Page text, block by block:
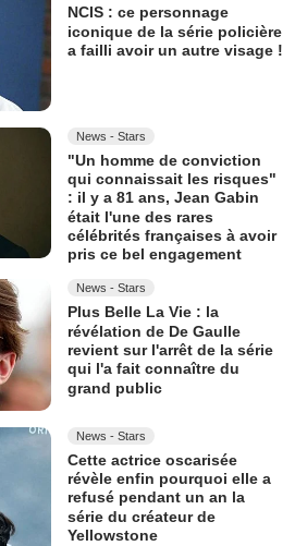
NCIS : ce personnage
iconique de la série policière
a failli avoir un autre visage !
News - Stars
"Un homme de conviction
qui connaissait les risques"
: il y a 81 ans, Jean Gabin
était l'une des rares
célébrités françaises à avoir
pris ce bel engagement
News - Stars
Plus Belle La Vie : la
révélation de De Gaulle
revient sur l'arrêt de la série
qui l'a fait connaître du
grand public
News - Stars
Cette actrice oscarisée
révèle enfin pourquoi elle a
refusé pendant un an la
série du créateur de
Yellowstone